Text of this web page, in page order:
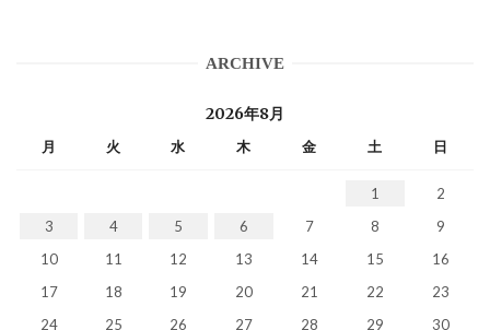
ARCHIVE
2026年8月
月 火 水 木 金 土 日
1
2
3
4 5 6 7 8
9
10
11 12 13 14 15
16
17
18 19 20 21 22
23
24
25 26 27 28 29 30